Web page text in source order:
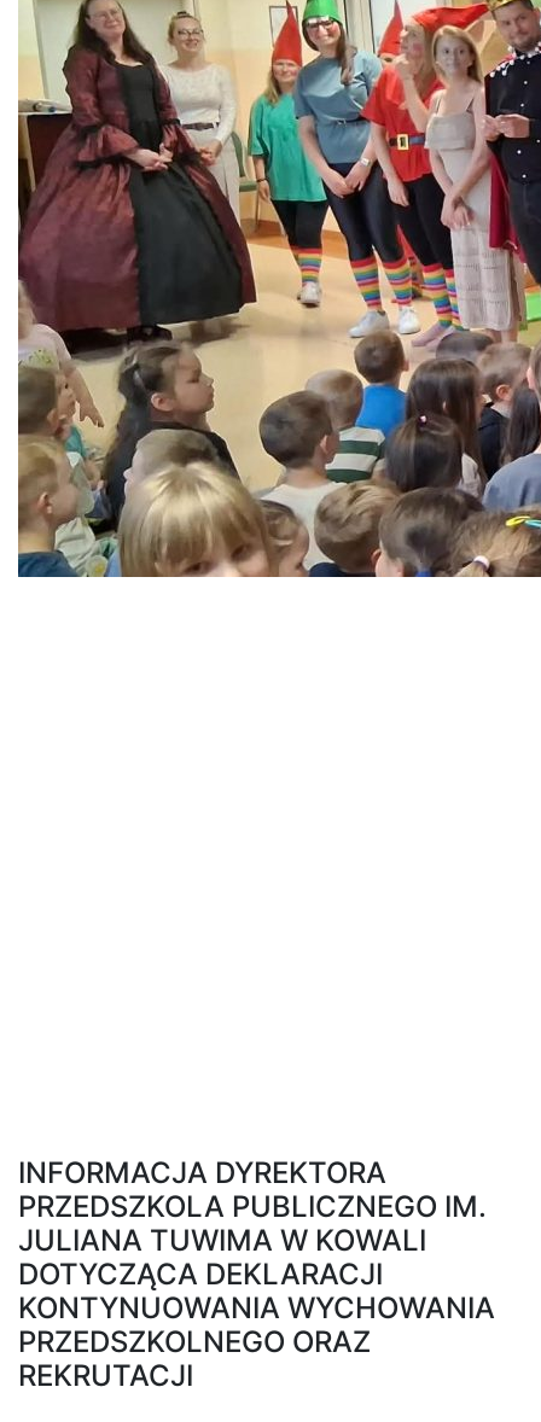
INFORMACJA DYREKTORA
PRZEDSZKOLA PUBLICZNEGO IM.
JULIANA TUWIMA W KOWALI
DOTYCZĄCA DEKLARACJI
KONTYNUOWANIA WYCHOWANIA
PRZEDSZKOLNEGO ORAZ
REKRUTACJI